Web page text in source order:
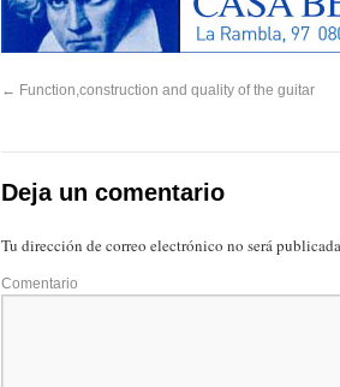
← Function,construction and quality of the guitar
Deja un comentario
Tu dirección de correo electrónico no será
Comentario